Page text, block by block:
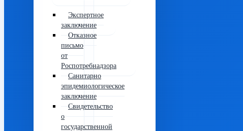
Экспертное
заключение
Отказное
письмо
от
Роспотребнадзора
Санитарно
эпидемиологическое
заключение
Свидетельство
о
государственной